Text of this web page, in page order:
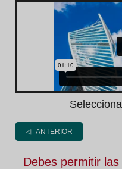
◁ ANTERIOR
Debes permitir